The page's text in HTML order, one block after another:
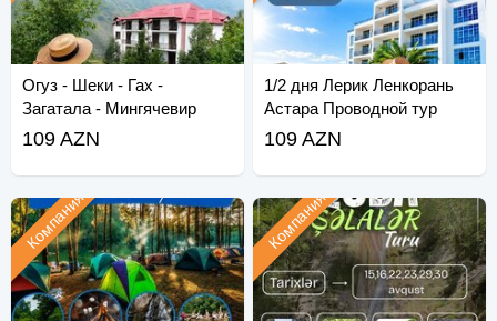
Огуз - Шеки - Гах -
Загатала - Мингячевир
109 AZN
1/2 дня Лерик Ленкорань
Астара Проводной тур
109 AZN
Компания Компания